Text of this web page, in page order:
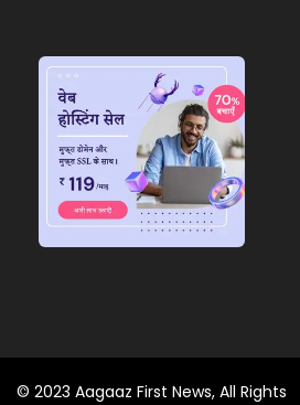
© 2023 Aagaaz First News, All Rights